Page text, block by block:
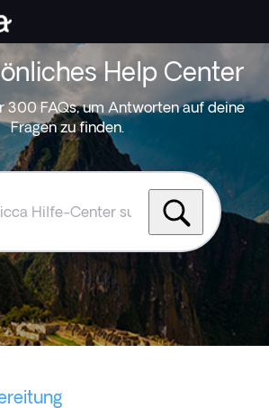
Help Center
300 FAQs, um Antworten auf deine
Fragen zu finden.